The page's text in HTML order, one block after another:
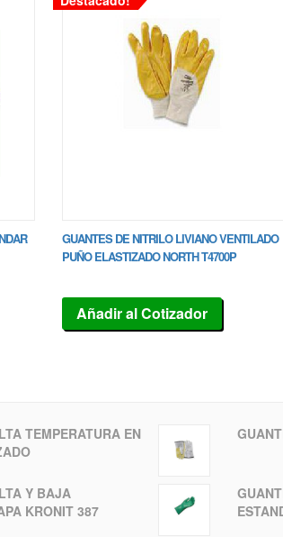
GUANTES DE NITRILO LIVIANO VENTILADO
PUÑO ELASTIZADO NORTH T4700P
Añadir al Cotizador
TEMPERATURA EN
Y BAJA
KRONIT 387